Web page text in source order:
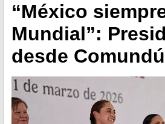
“México
Mundial”:
desde